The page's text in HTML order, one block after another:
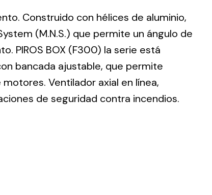
Construido con hélices de aluminio,
(M.N.S.) que permite un ángulo de
PIROS BOX (F300) la serie está
bancada ajustable, que permite
Ventilador axial en línea,
de seguridad contra incendios.